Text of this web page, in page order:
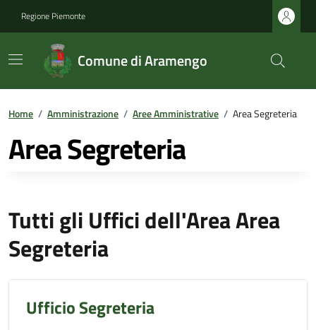
Regione Piemonte
Comune di Aramengo
Home / Amministrazione / Aree Amministrative / Area Segreteria
Area Segreteria
Tutti gli Uffici dell'Area Area
Segreteria
Ufficio Segreteria